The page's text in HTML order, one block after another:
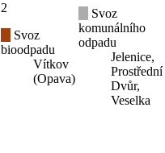
2
Svoz
bioodpadu
Vítkov
(Opava)
Svoz
komunálního
odpadu
Jelenice,
Prostřední
Dvůr,
Veselka